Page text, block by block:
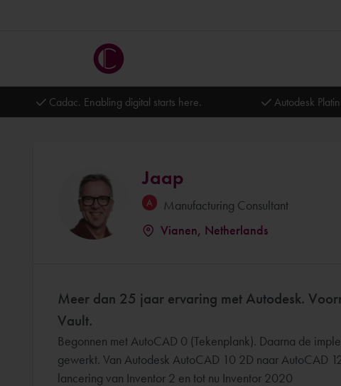
Cadac. Enabling digital starts here. Autodesk
Jaap
Manufacturing Consultant
Vianen, Netherlands
Meer dan 25 jaar ervaring met Autodesk.
Vault.
Begonnen met AutoCAD 0 (Tekenplank). Daarna de
gewerkt. Van Autodesk AutoCAD 10 2D naar AutoCAD
lancering van Inventor 2 en tot nu Inventor 2020